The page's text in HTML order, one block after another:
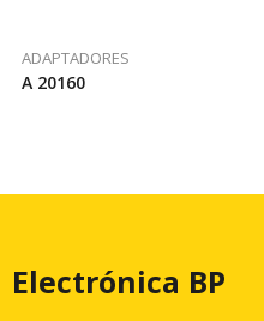
ADAPTADORES
A 20160
Electrónica BP